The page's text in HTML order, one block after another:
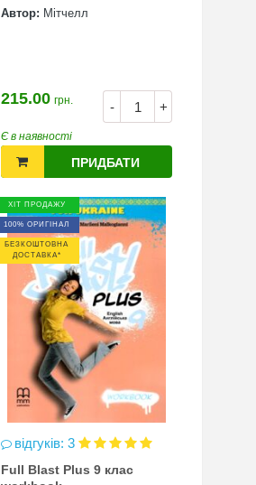
безкоштовно на 40
примірників
Автор: Мітчелл
- +
215.00 грн.
Є в наявності
ПРИДБАТИ
ХІТ ПРОДАЖУ
100% ОРИГІНАЛ
БЕЗКОШТОВНА
ДОСТАВКА*
відгуків: 3
Full Blast Plus 9 клас